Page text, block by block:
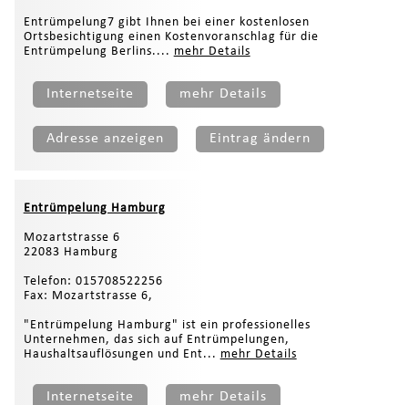
Entrümpelung7 gibt Ihnen bei einer kostenlosen
Ortsbesichtigung einen Kostenvoranschlag für die
Entrümpelung Berlins.... mehr Details
Internetseite mehr Details
Adresse anzeigen Eintrag ändern
Entrümpelung Hamburg
Mozartstrasse 6
22083 Hamburg
Telefon: 015708522256
Fax: Mozartstrasse 6,
"Entrümpelung Hamburg" ist ein professionelles
Unternehmen, das sich auf Entrümpelungen,
Haushaltsauflösungen und Ent... mehr Details
Internetseite mehr Details